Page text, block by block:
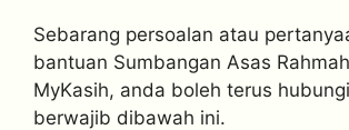
Sebarang persoalan atau
bantuan Sumbangan Asas
MyKasih, anda boleh terus
berwajib dibawah ini.